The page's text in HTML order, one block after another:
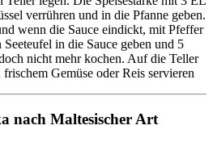
verrühren und in die Pfanne geben.
wenn die Sauce eindickt, mit Pfeffer
in die Sauce geben und 5
nicht mehr kochen. Auf die Teller
Gemüse oder Reis servieren
nach Maltesischer Art